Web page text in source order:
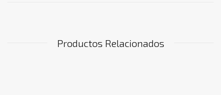
Productos Relacionados